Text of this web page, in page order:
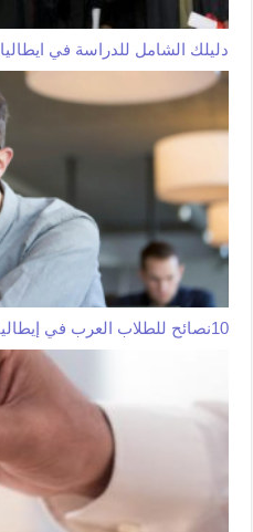
دليلك الشامل للدراسة في ايطاليا
10نصائح للطلاب العرب في إيطاليا